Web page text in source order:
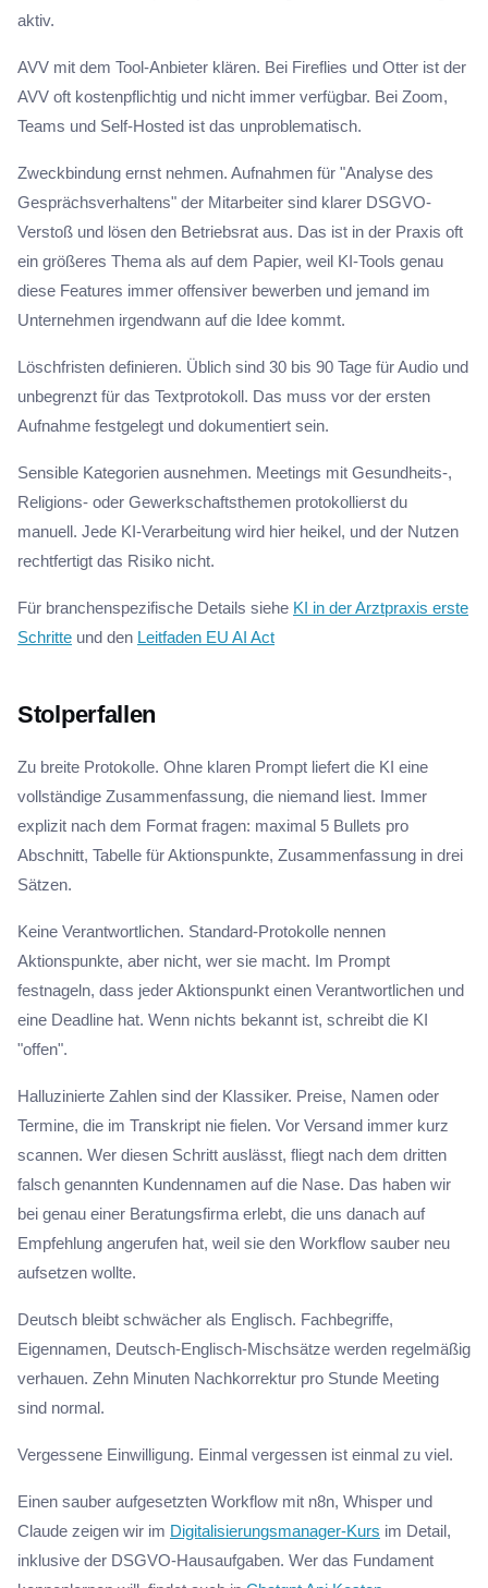
aktiv.
AVV mit dem Tool-Anbieter klären. Bei Fireflies und Otter ist der
AVV oft kostenpflichtig und nicht immer verfügbar. Bei Zoom,
Teams und Self-Hosted ist das unproblematisch.
Zweckbindung ernst nehmen. Aufnahmen für "Analyse des
Gesprächsverhaltens" der Mitarbeiter sind klarer DSGVO-
Verstoß und lösen den Betriebsrat aus. Das ist in der Praxis oft
ein größeres Thema als auf dem Papier, weil KI-Tools genau
diese Features immer offensiver bewerben und jemand im
Unternehmen irgendwann auf die Idee kommt.
Löschfristen definieren. Üblich sind 30 bis 90 Tage für Audio und
unbegrenzt für das Textprotokoll. Das muss vor der ersten
Aufnahme festgelegt und dokumentiert sein.
Sensible Kategorien ausnehmen. Meetings mit Gesundheits-,
Religions- oder Gewerkschaftsthemen protokollierst du
manuell. Jede KI-Verarbeitung wird hier heikel, und der Nutzen
rechtfertigt das Risiko nicht.
Für branchenspezifische Details siehe KI in der Arztpraxis erste
Schritte und den Leitfaden EU AI Act
Stolperfallen
Zu breite Protokolle. Ohne klaren Prompt liefert die KI eine
vollständige Zusammenfassung, die niemand liest. Immer
explizit nach dem Format fragen: maximal 5 Bullets pro
Abschnitt, Tabelle für Aktionspunkte, Zusammenfassung in drei
Sätzen.
Keine Verantwortlichen. Standard-Protokolle nennen
Aktionspunkte, aber nicht, wer sie macht. Im Prompt
festnageln, dass jeder Aktionspunkt einen Verantwortlichen und
eine Deadline hat. Wenn nichts bekannt ist, schreibt die KI
"offen".
Halluzinierte Zahlen sind der Klassiker. Preise, Namen oder
Termine, die im Transkript nie fielen. Vor Versand immer kurz
scannen. Wer diesen Schritt auslässt, fliegt nach dem dritten
falsch genannten Kundennamen auf die Nase. Das haben wir
bei genau einer Beratungsfirma erlebt, die uns danach auf
Empfehlung angerufen hat, weil sie den Workflow sauber neu
aufsetzen wollte.
Deutsch bleibt schwächer als Englisch. Fachbegriffe,
Eigennamen, Deutsch-Englisch-Mischsätze werden regelmäßig
verhauen. Zehn Minuten Nachkorrektur pro Stunde Meeting
sind normal.
Vergessene Einwilligung. Einmal vergessen ist einmal zu viel.
Einen sauber aufgesetzten Workflow mit n8n, Whisper und
Claude zeigen wir im Digitalisierungsmanager-Kurs im Detail,
inklusive der DSGVO-Hausaufgaben. Wer das Fundament